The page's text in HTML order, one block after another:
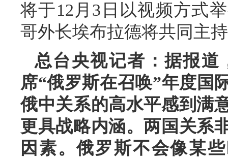
将于12月3日以视频方式
哥外长埃布拉德将共同主
总台央视记者：据报道
席“俄罗斯在召唤”年度国
俄中关系的高水平感到满
更具战略内涵。两国关系
因素。俄罗斯不会像某